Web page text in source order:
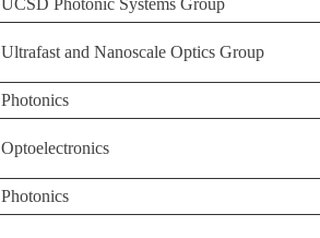
UCSD Photonic Systems Group
Ultrafast and Nanoscale Optics Group
Photonics
Optoelectronics
Photonics